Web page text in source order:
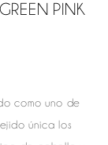
PINK
como uno de
única los